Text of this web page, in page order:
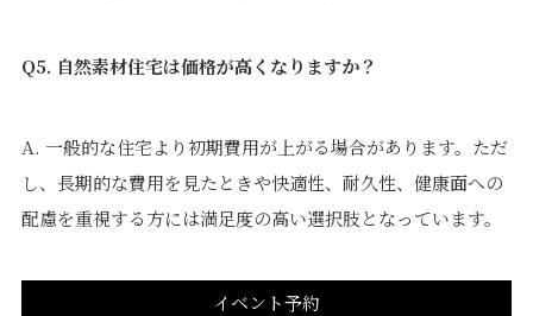
Q5. 自然素材住宅は価格が高くなりますか？
A. 一般的な住宅より初期費用が上がる場合があります。ただ
し、長期的な費用を見たときや快適性、耐久性、健康面への
配慮を重視する方には満足度の高い選択肢となっています。
イベント予約